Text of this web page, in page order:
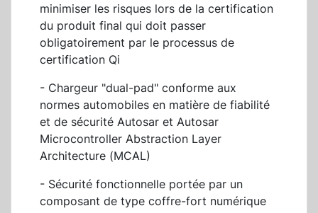
minimiser les risques lors de la certification
du produit final qui doit passer
obligatoirement par le processus de
certification Qi
- Chargeur "dual-pad" conforme aux
normes automobiles en matière de fiabilité
et de sécurité Autosar et Autosar
Microcontroller Abstraction Layer
Architecture (MCAL)
- Sécurité fonctionnelle portée par un
composant de type coffre-fort numérique